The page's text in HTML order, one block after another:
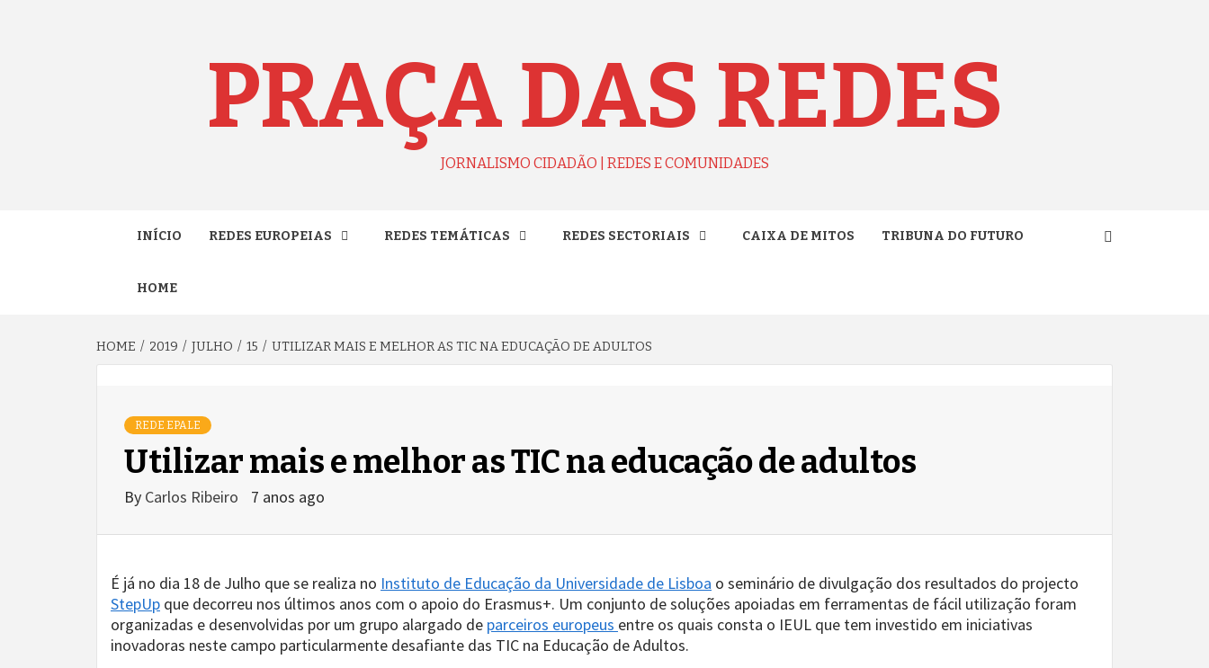
PRAÇA DAS REDES
JORNALISMO CIDADÃO | REDES E COMUNIDADES
INÍCIO REDES EUROPEIAS REDES TEMÁTICAS REDES SECTORIAIS CAIXA DE MITOS TRIBUNA DO FUTURO
HOME
HOME 2019 JULHO 15 UTILIZAR MAIS E MELHOR AS TIC NA EDUCAÇÃO DE ADULTOS
REDE EPALE
Utilizar mais e melhor as TIC na educação de adultos
By Carlos Ribeiro 7 anos ago
É já no dia 18 de Julho que se realiza no Instituto de Educação da Universidade de Lisboa o seminário de divulgação dos resultados do projecto
StepUp que decorreu nos últimos anos com o apoio do Erasmus+. Um conjunto de soluções apoiadas em ferramentas de fácil utilização foram
organizadas e desenvolvidas por um grupo alargado de parceiros europeus entre os quais consta o IEUL que tem investido em iniciativas
inovadoras neste campo particularmente desafiante das TIC na Educação de Adultos.